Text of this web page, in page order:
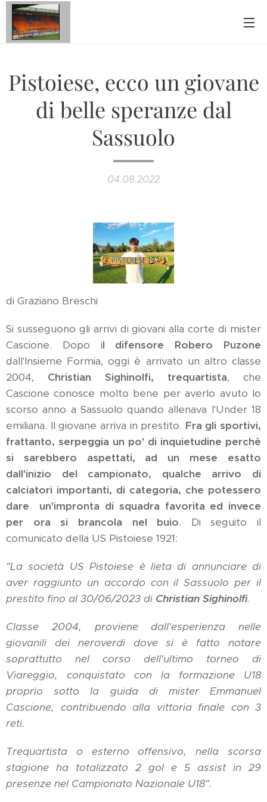
Pistoiese, ecco un giovane
di belle speranze dal
Sassuolo
04.08.2022
di Graziano Breschi
Si susseguono gli arrivi di giovani alla corte di mister
Cascione. Dopo il difensore Robero Puzone
dall'Insieme Formia, oggi è arrivato un altro classe
2004, Christian Sighinolfi, trequartista, che
Cascione conosce molto bene per averlo avuto lo
scorso anno a Sassuolo quando allenava l'Under 18
emiliana. Il giovane arriva in prestito. Fra gli sportivi,
frattanto, serpeggia un po' di inquietudine perchè
si sarebbero aspettati, ad un mese esatto
dall'inizio del campionato, qualche arrivo di
calciatori importanti, di categoria, che potessero
dare un'impronta di squadra favorita ed invece
per ora si brancola nel buio. Di seguito il
comunicato della US Pistoiese 1921:
"La società US Pistoiese è lieta di annunciare di
aver raggiunto un accordo con il Sassuolo per il
prestito fino al 30/06/2023 di Christian Sighinolfi.
Classe 2004, proviene dall'esperienza nelle
giovanili dei neroverdi dove si è fatto notare
soprattutto nel corso dell'ultimo torneo di
Viareggio, conquistato con la formazione U18
proprio sotto la guida di mister Emmanuel
Cascione, contribuendo alla vittoria finale con 3
reti.
Trequartista o esterno offensivo, nella scorsa
stagione ha totalizzato 2 gol e 5 assist in 29
presenze nel Campionato Nazionale U18".